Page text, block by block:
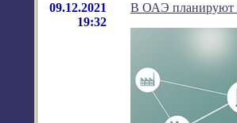
09.12.2021
19:32
В ОАЭ планируют